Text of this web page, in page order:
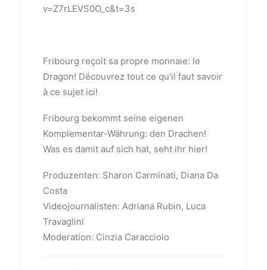
v=Z7rLEVS0O_c&t=3s
Fribourg reçoit sa propre monnaie: le
Dragon! Découvrez tout ce qu'il faut savoir
à ce sujet ici!
Fribourg bekommt seine eigenen
Komplementar-Währung: den Drachen!
Was es damit auf sich hat, seht ihr hier!
Produzenten: Sharon Carminati, Diana Da
Costa
Videojournalisten: Adriana Rubin, Luca
Travaglini
Moderation: Cinzia Caracciolo